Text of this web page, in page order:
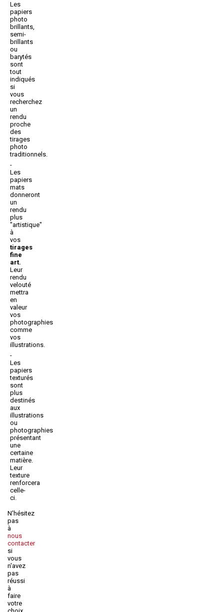
Les
papiers
photo
brillants,
semi-
brillants
ou
barytés
sont
tout
indiqués
si
vous
recherchez
un
rendu
proche
des
tirages
photo
traditionnels.
Les
papiers
mats
donneront
un
rendu
plus
"artistique"
à
vos
tirages
fine
art.
Leur
rendu
velouté
mettra
en
valeur
vos
photographies
comme
vos
illustrations.
Les
papiers
texturés
sont
plus
destinés
aux
illustrations
ou
photographies
présentant
une
certaine
matière.
Leur
texture
renforcera
celle-
ci.
N'hésitez
pas
à
nous
contacter
si
vous
n'avez
pas
réussi
à
faire
votre